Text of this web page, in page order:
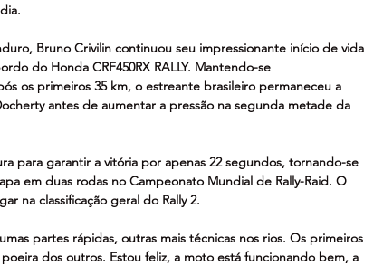
Bruno Crivilin continuou seu impressionante início de vida
do Honda CRF450RX RALLY. Mantendo-se
os primeiros 35 km, o estreante brasileiro permaneceu a
antes de aumentar a pressão na segunda metade da
para garantir a vitória por apenas 22 segundos, tornando-se
em duas rodas no Campeonato Mundial de Rally-Raid. O
na classificação geral do Rally 2.
partes rápidas, outras mais técnicas nos rios. Os primeiros
dos outros. Estou feliz, a moto está funcionando bem, a